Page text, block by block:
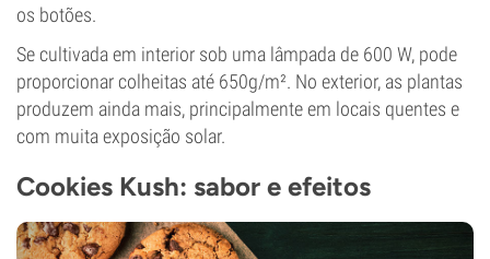
os botões.
Se cultivada em interior sob uma lâmpada de 600 W, pode
proporcionar colheitas até 650g/m². No exterior, as plantas
produzem ainda mais, principalmente em locais quentes e
com muita exposição solar.
Cookies Kush: sabor e efeitos